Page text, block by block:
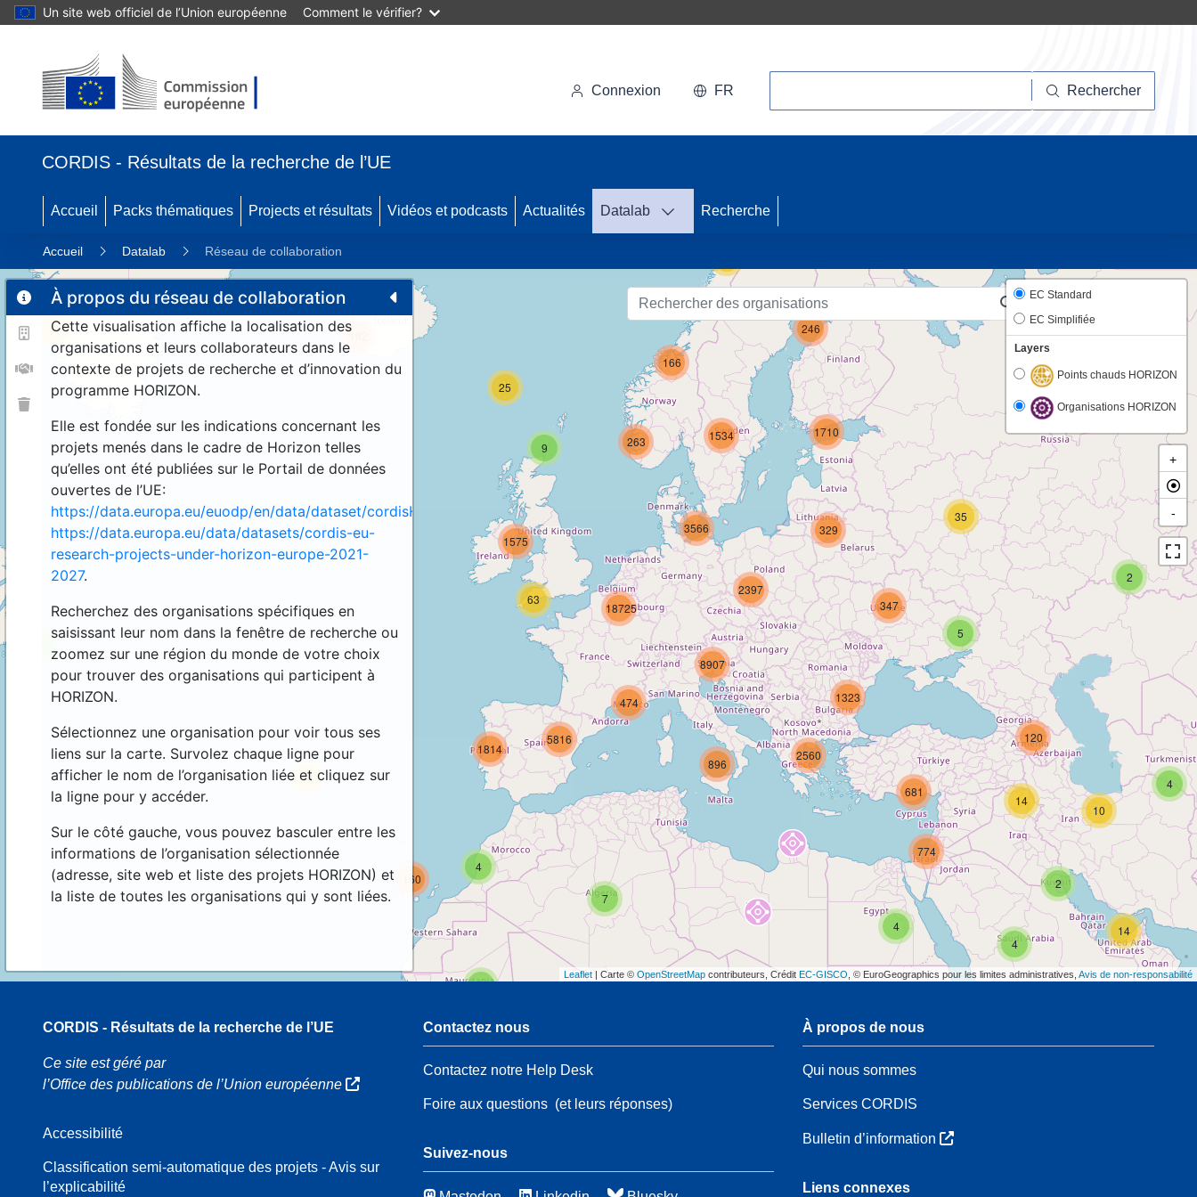
Un site web officiel de l’Union européenne Comment le vérifier?
Connexion FR Rechercher
CORDIS - Résultats de la recherche de l’UE
Accueil Packs thématiques Projects et résultats Vidéos et podcasts Actualités Datalab Recherche
Accueil Datalab Réseau de collaboration
À propos du réseau de collaboration
Cette visualisation affiche la localisation des
organisations et leurs collaborateurs dans le
contexte de projets de recherche et d’innovation du
programme HORIZON.
Elle est fondée sur les indications concernant les
projets menés dans le cadre de Horizon telles
qu’elles ont été publiées sur le Portail de données
ouvertes de l’UE:
https://data.europa.eu/euodp/en/data/dataset/cordisH2020projects.
https://data.europa.eu/data/datasets/cordis-eu-
research-projects-under-horizon-europe-2021-
2027.
Recherchez des organisations spécifiques en
saisissant leur nom dans la fenêtre de recherche ou
zoomez sur une région du monde de votre choix
pour trouver des organisations qui participent à
HORIZON.
Sélectionnez une organisation pour voir tous ses
liens sur la carte. Survolez chaque ligne pour
afficher le nom de l’organisation liée et cliquez sur
la ligne pour y accéder.
Sur le côté gauche, vous pouvez basculer entre les
informations de l’organisation sélectionnée
(adresse, site web et liste des projets HORIZON) et
la liste de toutes les organisations qui y sont liées.
2
4
10
14
4
4
2
21
54
11 192
4
44
160
2
35
25
9
166
263
896
5
14
120
1323
774
681
2560
7
1814
5816
63
474
3566
1575
18725
329
347
8907
2397
246
1534 1710
EC Standard
EC Simplifiée
Layers
Points chauds HORIZON
Organisations HORIZON
+
-
Leaflet | Carte © OpenStreetMap contributeurs, Crédit EC-GISCO , © EuroGeographics pour les limites administratives, Avis de non-responsabilité
CORDIS - Résultats de la recherche de l’UE
Ce site est géré par
l’Office des publications de l’Union européenne
Accessibilité
Classification semi-automatique des projets - Avis sur
l’explicabilité
Contactez nous
Contactez notre Help Desk
Foire aux questions(et leurs réponses)
Suivez-nous
À propos de nous
Qui nous sommes
Services CORDIS
Bulletin d’information
Liens connexes